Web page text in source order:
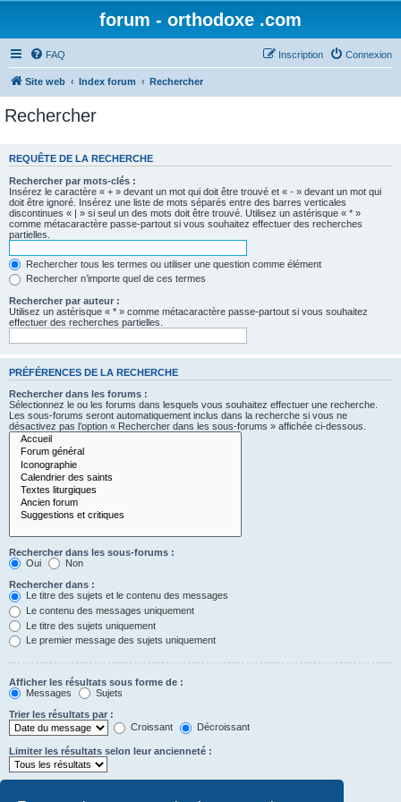
forum - orthodoxe .com
FAQ Connexion
Inscription
Site web Index forum Rechercher
Rechercher
REQUÊTE DE LA RECHERCHE
Rechercher par mots-clés :
Insérez le caractère « + » devant un mot qui doit être trouvé et « - » devant un mot qui
doit être ignoré. Insérez une liste de mots séparés entre des barres verticales
discontinues « | » si seul un des mots doit être trouvé. Utilisez un astérisque « * »
comme métacaractère passe-partout si vous souhaitez effectuer des recherches
partielles.
Rechercher tous les termes ou utiliser une question comme élément
Rechercher n’importe quel de ces termes
Rechercher par auteur :
Utilisez un astérisque « * » comme métacaractère passe-partout si vous souhaitez
effectuer des recherches partielles.
PRÉFÉRENCES DE LA RECHERCHE
Rechercher dans les forums :
Sélectionnez le ou les forums dans lesquels vous souhaitez effectuer une recherche.
Les sous-forums seront automatiquement inclus dans la recherche si vous ne
désactivez pas l’option « Rechercher dans les sous-forums » affichée ci-dessous.
Rechercher dans les sous-forums :
Oui
Non
Rechercher dans :
Le titre des sujets et le contenu des messages
Le contenu des messages uniquement
Le titre des sujets uniquement
Le premier message des sujets uniquement
Afficher les résultats sous forme de :
Messages
Sujets
Trier les résultats par :
Croissant
Décroissant
Limiter les résultats selon leur ancienneté :